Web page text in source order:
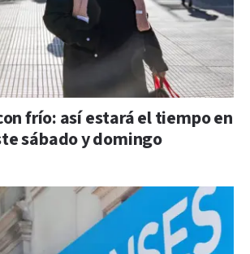
frío: así estará el tiempo en
sábado y domingo